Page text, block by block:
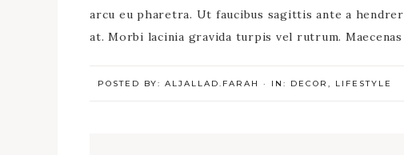
arcu eu pharetra. Ut faucibus sagittis ante a
at. Morbi lacinia gravida turpis vel rutrum.
POSTED BY: ALJALLAD.FARAH · IN: DECOR , LIFESTYLE